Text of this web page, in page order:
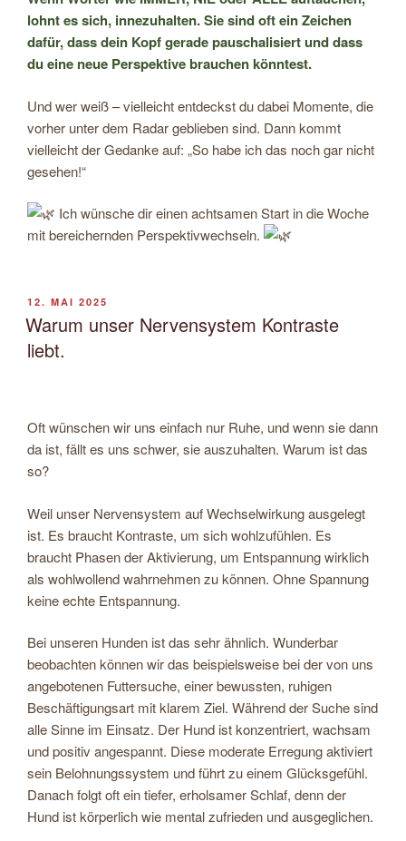
lohnt es sich, innezuhalten. Sie sind oft ein Zeichen
dafür, dass dein Kopf gerade pauschalisiert und dass
du eine neue Perspektive brauchen könntest.
Und wer weiß – vielleicht entdeckst du dabei Momente, die
vorher unter dem Radar geblieben sind. Dann kommt
vielleicht der Gedanke auf: „So habe ich das noch gar nicht
gesehen!“
Ich wünsche dir einen achtsamen Start in die Woche
mit bereichernden Perspektivwechseln.
VERÖFFENTLICHT
AM
12. MAI 2025
Warum unser Nervensystem Kontraste
liebt.
Oft wünschen wir uns einfach nur Ruhe, und wenn sie dann
da ist, fällt es uns schwer, sie auszuhalten. Warum ist das
so?
Weil unser Nervensystem auf Wechselwirkung ausgelegt
ist. Es braucht Kontraste, um sich wohlzufühlen. Es
braucht Phasen der Aktivierung, um Entspannung wirklich
als wohlwollend wahrnehmen zu können. Ohne Spannung
keine echte Entspannung.
Bei unseren Hunden ist das sehr ähnlich. Wunderbar
beobachten können wir das beispielsweise bei der von uns
angebotenen Futtersuche, einer bewussten, ruhigen
Beschäftigungsart mit klarem Ziel. Während der Suche sind
alle Sinne im Einsatz. Der Hund ist konzentriert, wachsam
und positiv angespannt. Diese moderate Erregung aktiviert
sein Belohnungssystem und führt zu einem Glücksgefühl.
Danach folgt oft ein tiefer, erholsamer Schlaf, denn der
Hund ist körperlich wie mental zufrieden und ausgeglichen.